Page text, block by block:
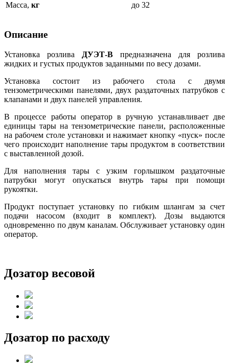
Масса, кг до 32
Описание
Установка розлива ДУЭТ-В предназначена для розлива
жидких и густых продуктов заданными по весу дозами.
Установка состоит из рабочего стола с двумя
тензометрическими панелями, двух раздаточных патрубков с
клапанами и двух панелей управления.
В процессе работы оператор в ручную устанавливает две
единицы тары на тензометрические панели, расположенные
на рабочем столе установки и нажимает кнопку «пуск» после
чего происходит наполнение тары продуктом в соответствии
с выставленной дозой.
Для наполнения тары с узким горлышком раздаточные
патрубки могут опускаться внутрь тары при помощи
рукоятки.
Продукт поступает установку по гибким шлангам за счет
подачи насосом (входит в комплект). Дозы выдаются
одновременно по двум каналам. Обслуживает установку один
оператор.
Дозатор весовой
Дозатор по расходу